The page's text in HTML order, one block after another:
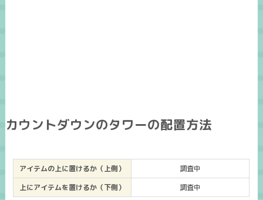
カウントダウンのタワーの配置方法
アイテムの上に置けるか（上側）
調査中
上にアイテムを置けるか（下側）
調査中